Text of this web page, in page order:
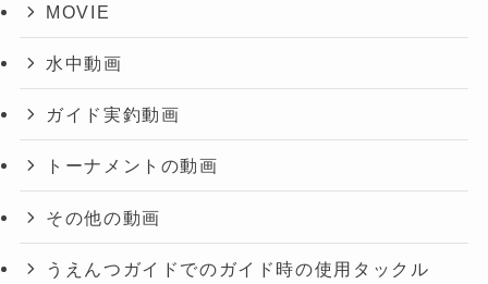
MOVIE
水中動画
ガイド実釣動画
トーナメントの動画
その他の動画
うえんつガイドでのガイド時の使用タックル